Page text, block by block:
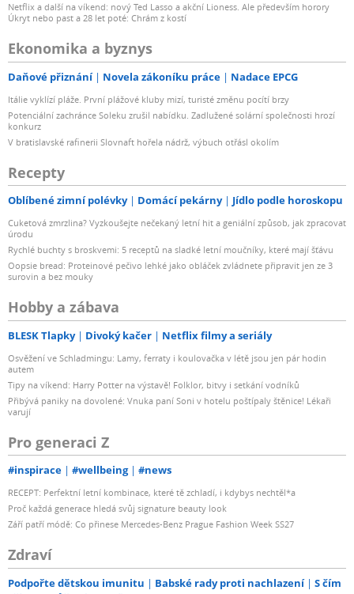
Netflix a další na víkend: nový Ted Lasso a akční Lioness. Ale především horory
Úkryt nebo past a 28 let poté: Chrám z kostí
Ekonomika a byznys
Daňové přiznání Novela zákoníku práce Nadace EPCG
Itálie vyklízí pláže. První plážové kluby mizí, turisté změnu pocítí brzy
Potenciální zachránce Soleku zrušil nabídku. Zadlužené solární společnosti hrozí
konkurz
V bratislavské rafinerii Slovnaft hořela nádrž, výbuch otřásl okolím
Recepty
Oblíbené zimní polévky Domácí pekárny Jídlo podle horoskopu
Cuketová zmrzlina? Vyzkoušejte nečekaný letní hit a geniální způsob, jak zpracovat
úrodu
Rychlé buchty s broskvemi: 5 receptů na sladké letní moučníky, které mají šťávu
Oopsie bread: Proteinové pečivo lehké jako obláček zvládnete připravit jen ze 3
surovin a bez mouky
Hobby a zábava
BLESK Tlapky Divoký kačer Netflix filmy a seriály
Osvěžení ve Schladmingu: Lamy, ferraty i koulovačka v létě jsou jen pár hodin
autem
Tipy na víkend: Harry Potter na výstavě! Folklor, bitvy i setkání vodníků
Přibývá paniky na dovolené: Vnuka paní Soni v hotelu poštípaly štěnice! Lékaři
varují
Pro generaci Z
#inspirace #wellbeing #news
RECEPT: Perfektní letní kombinace, které tě zchladí, i kdybys nechtěl*a
Proč každá generace hledá svůj signature beauty look
Září patří módě: Co přinese Mercedes-Benz Prague Fashion Week SS27
Zdraví
Podpořte dětskou imunitu Babské rady proti nachlazení
S čím